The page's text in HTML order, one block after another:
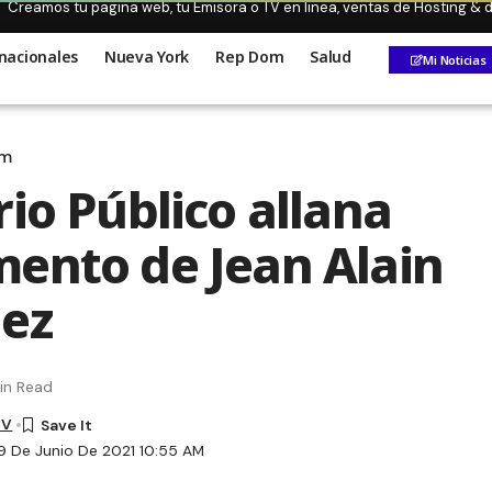
Creamos tu pagina web, tu Emisora o TV en linea, ventas de Hosting &
Nueva York Rep Dom Salud Mi Noticias
Público allana
de Jean Alain
Junio De 2021 10:55 AM
Read